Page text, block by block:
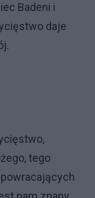
Badeni i
daje
tego